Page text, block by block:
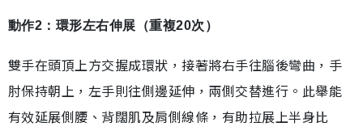
動作2：環形左右伸展（重複20次）
雙手在頭頂上方交握成環狀，接著將右手往腦後彎曲，手
肘保持朝上，左手則往側邊延伸，兩側交替進行。此舉能
有效延展側腰、背闊肌及肩側線條，有助拉展上半身比